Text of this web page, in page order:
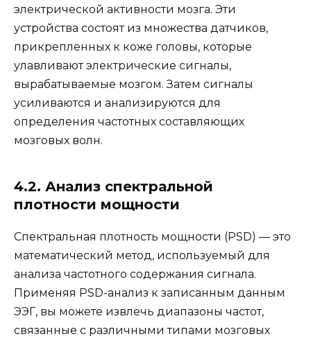
электрической активности мозга. Эти
устройства состоят из множества датчиков,
прикрепленных к коже головы, которые
улавливают электрические сигналы,
вырабатываемые мозгом. Затем сигналы
усиливаются и анализируются для
определения частотных составляющих
мозговых волн.
4.2. Анализ спектральной
плотности мощности
Спектральная плотность мощности (PSD) — это
математический метод, используемый для
анализа частотного содержания сигнала.
Применяя PSD-анализ к записанным данным
ЭЭГ, вы можете извлечь диапазоны частот,
связанные с различными типами мозговых